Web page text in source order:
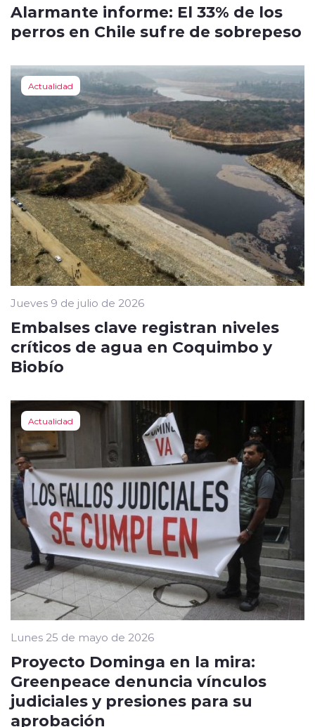
Alarmante informe: El 33% de los
perros en Chile sufre de sobrepeso
Actualidad
Jueves 9 de julio de 2026
Embalses clave registran niveles
críticos de agua en Coquimbo y
Biobío
Actualidad
Lunes 25 de mayo de 2026
Proyecto Dominga en la mira:
Greenpeace denuncia vínculos
judiciales y presiones para su
aprobación